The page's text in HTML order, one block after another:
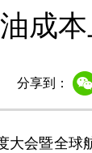
成
分享到：
会暨全球